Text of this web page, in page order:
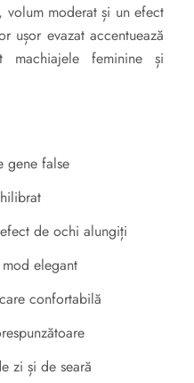
moderat și un efect
ușor evazat accentuează
machiajele feminine și
gene false
de ochi alungiți
elegant
confortabilă
zi și de seară